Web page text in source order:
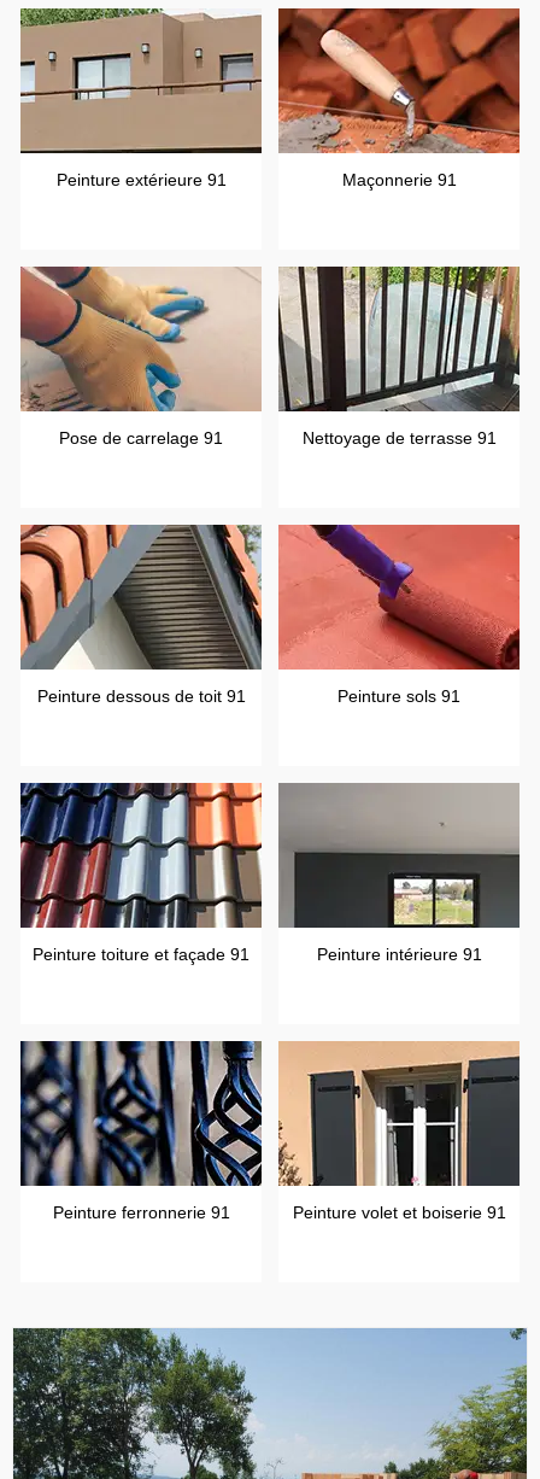
Peinture extérieure 91 Maçonnerie 91
Pose de carrelage 91 Nettoyage de terrasse 91
Peinture dessous de toit 91 Peinture sols 91
Peinture toiture et façade 91 Peinture intérieure 91
Peinture ferronnerie 91 Peinture volet et boiserie 91